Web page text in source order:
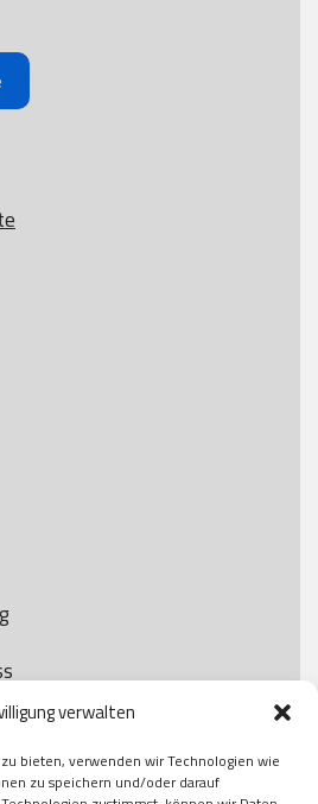
verwalten
bieten, verwenden wir Technologien wie
zu speichern und/oder darauf